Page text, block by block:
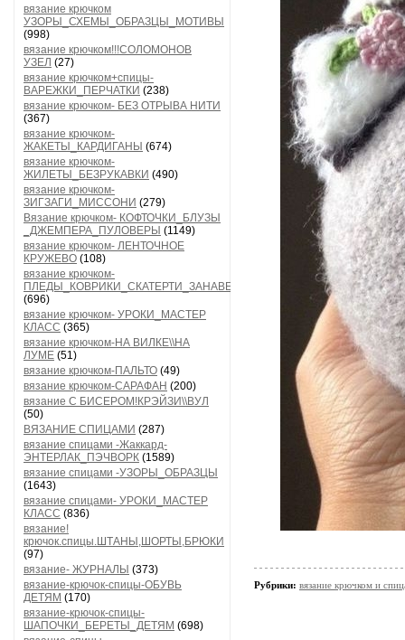
вязание крючком
УЗОРЫ_СХЕМЫ_ОБРАЗЦЫ_МОТИВЫ
(998)
вязание крючком!!!СОЛОМОНОВ
УЗЕЛ (27)
вязание крючком+спицы-
ВАРЕЖКИ_ПЕРЧАТКИ (238)
вязание крючком- БЕЗ ОТРЫВА НИТИ
(367)
вязание крючком-
ЖАКЕТЫ_КАРДИГАНЫ (674)
вязание крючком-
ЖИЛЕТЫ_БЕЗРУКАВКИ (490)
вязание крючком-
ЗИГЗАГИ_МИССОНИ (279)
Вязание крючком- КОФТОЧКИ_БЛУЗЫ
_ДЖЕМПЕРА_ПУЛОВЕРЫ (1149)
вязание крючком- ЛЕНТОЧНОЕ
КРУЖЕВО (108)
вязание крючком-
ПЛЕДЫ_КОВРИКИ_СКАТЕРТИ_ЗАНАВЕСКИ
(696)
вязание крючком- УРОКИ_МАСТЕР
КЛАСС (365)
вязание крючком-НА ВИЛКЕ\\НА
ЛУМЕ (51)
вязание крючком-ПАЛЬТО (49)
вязание крючком-САРАФАН (200)
вязание С БИСЕРОМ!КРЭЙЗИ\\ВУЛ
(50)
ВЯЗАНИЕ СПИЦАМИ (287)
вязание спицами -Жаккард-
ЭНТЕРЛАК_ПЭЧВОРК (1589)
вязание спицами -УЗОРЫ_ОБРАЗЦЫ
(1643)
вязание спицами- УРОКИ_МАСТЕР
КЛАСС (836)
вязание!
крючок.спицы.ШТАНЫ,ШОРТЫ,БРЮКИ
(97)
вязание- ЖУРНАЛЫ (373)
вязание-крючок-спицы-ОБУВЬ
ДЕТЯМ (170)
вязание-крючок-спицы-
ШАПОЧКИ_БЕРЕТЫ_ДЕТЯМ (698)
Рубрики: вязание крючком и